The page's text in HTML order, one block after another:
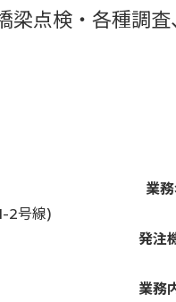
梁点検・各種調
業
2号線)
発注
業務